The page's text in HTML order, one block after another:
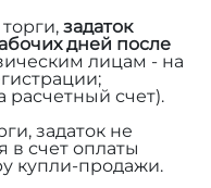
задаток
дней после
лицам - на
счет).
задаток не
в счет оплаты
купли-продажи.